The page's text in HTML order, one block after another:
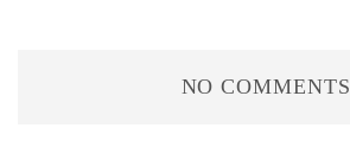
NO COMMENTS